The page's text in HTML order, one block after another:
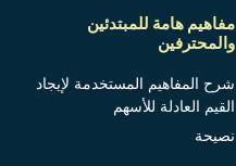
مفاهيم هامة للمبتدئين
والمحترفين
شرح المفاهيم المستخدمة لإيجاد
القيم العادلة للأسهم
نصيحة